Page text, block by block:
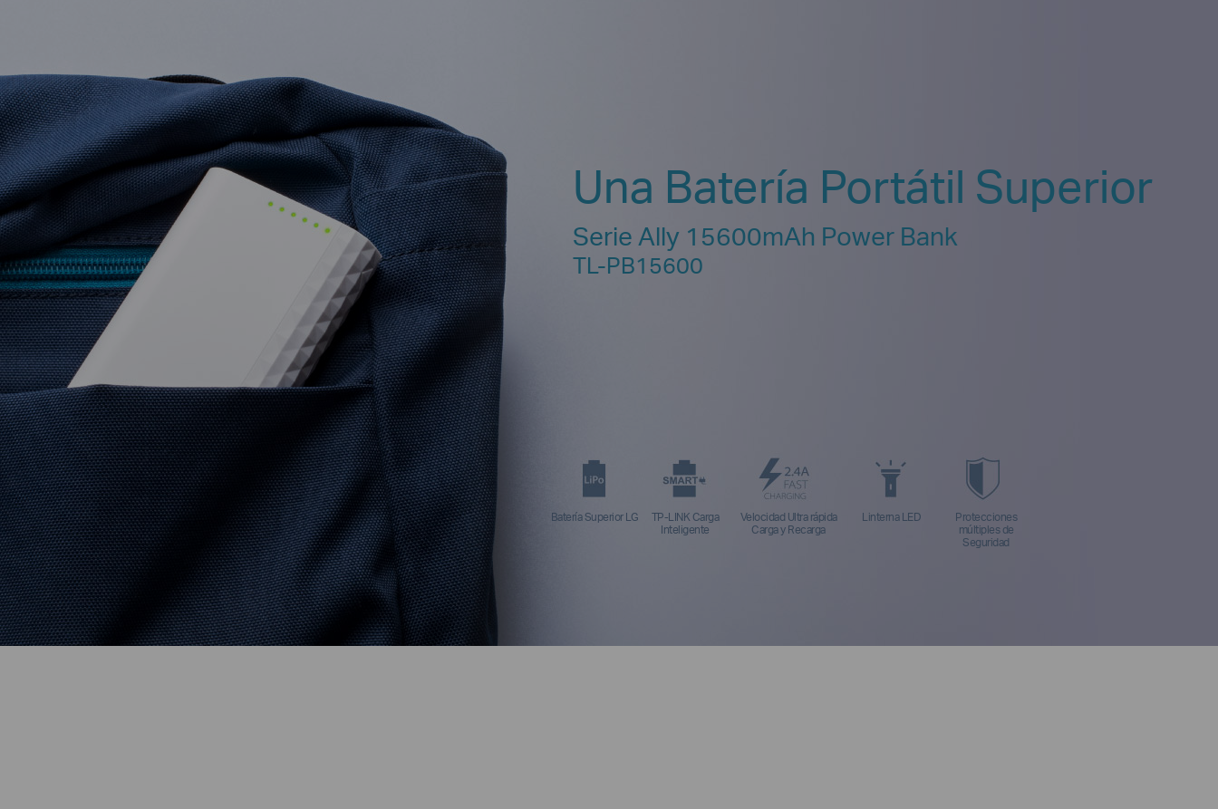
Una Batería Portátil Superior
Serie Ally 15600mAh Power Bank
TL-PB15600
Batería Superior LG
TP-LINK Carga
Inteligente
Velocidad Ultra rápida
Carga y Recarga
Linterna LED
Protecciones
múltiples de
Seguridad